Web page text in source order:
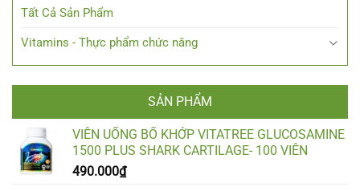
Tất Cả Sản Phẩm
Vitamins - Thực phẩm chức năng
SẢN PHẨM
VIÊN UỐNG BỔ KHỚP VITATREE GLUCOSAMINE
1500 PLUS SHARK CARTILAGE- 100 VIÊN
490.000₫